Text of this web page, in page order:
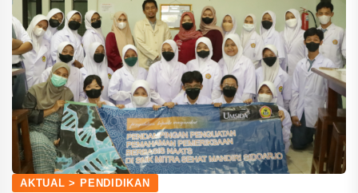
AKTUAL > PENDIDIKAN